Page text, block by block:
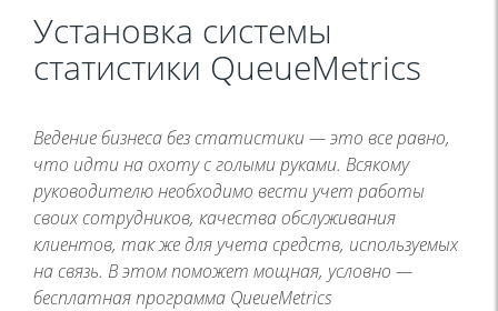
Установка системы
статистики QueueMetrics
Ведение бизнеса без статистики — это все равно,
что идти на охоту с голыми руками. Всякому
руководителю необходимо вести учет работы
своих сотрудников, качества обслуживания
клиентов, так же для учета средств, используемых
на связь. В этом поможет мощная, условно —
бесплатная программа QueueMetrics